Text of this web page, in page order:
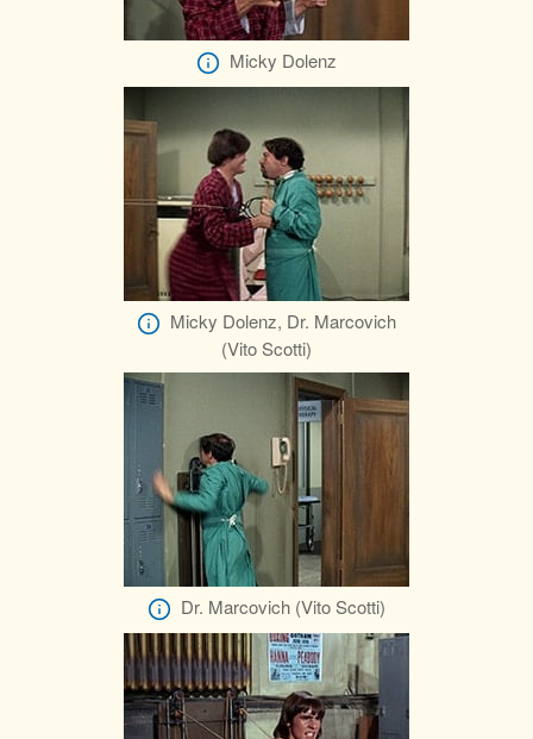
Micky Dolenz
Micky Dolenz, Dr. Marcovich
(Vito Scotti)
Dr. Marcovich (Vito Scotti)